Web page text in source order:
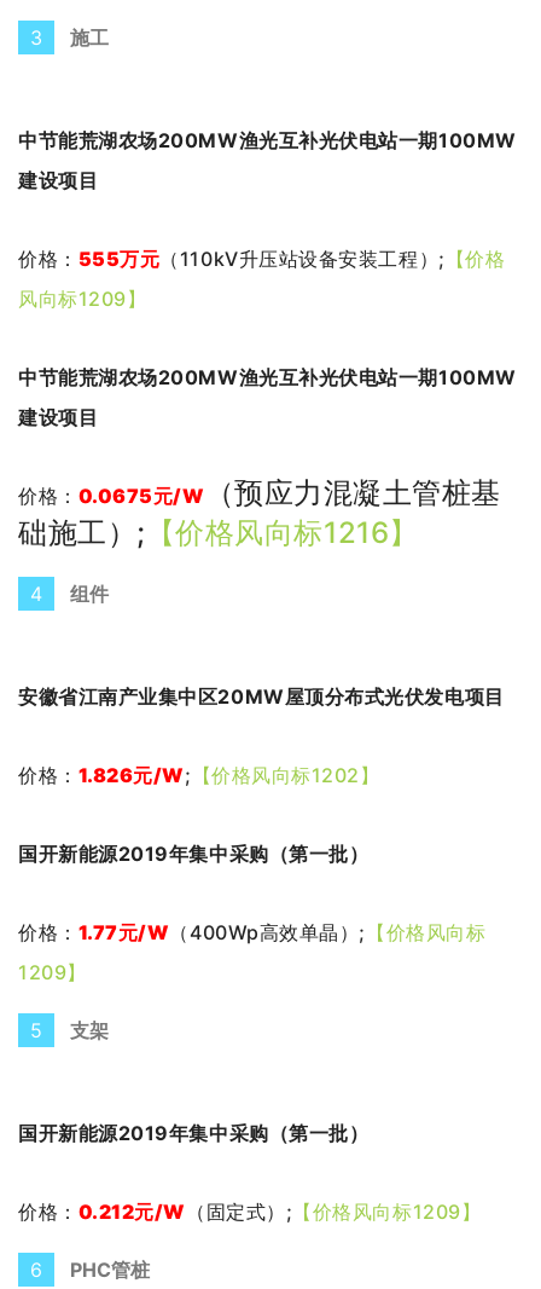
3 施工
中节能荒湖农场200MW渔光互补光伏电站一期100MW
建设项目
价格： 555万元 （ 110kV升压站设备安装工程 ）; 【价格
风向标1209】
中节能荒湖农场200MW渔光互补光伏电站一期100MW
建设项目
价格： 0.0675元/W （预应力混凝土管桩基
础施工 ）; 【价格风向标1216】
4 组件
安徽省江南产业集中区20MW屋顶分布式光伏发电项目
价格： 1.826元/W; 【价格风向标1202】
国开新能源2019年集中采购（第一批）
价格： 1.77元/W （400Wp高效单晶 ）; 【价格风向标
1209】
5 支架
国开新能源2019年集中采购（第一批）
价格： 0.212元/W （ 固定式）; 【价格风向标1209】
6 PHC管桩